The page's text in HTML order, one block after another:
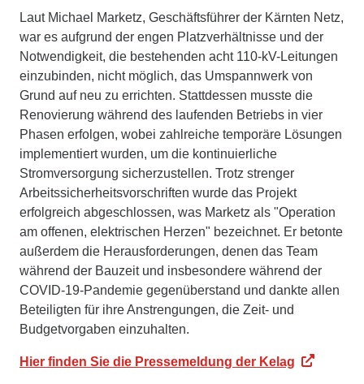
Laut Michael Marketz, Geschäftsführer der Kärnten Netz,
war es aufgrund der engen Platzverhältnisse und der
Notwendigkeit, die bestehenden acht 110-kV-Leitungen
einzubinden, nicht möglich, das Umspannwerk von
Grund auf neu zu errichten. Stattdessen musste die
Renovierung während des laufenden Betriebs in vier
Phasen erfolgen, wobei zahlreiche temporäre Lösungen
implementiert wurden, um die kontinuierliche
Stromversorgung sicherzustellen. Trotz strenger
Arbeitssicherheitsvorschriften wurde das Projekt
erfolgreich abgeschlossen, was Marketz als "Operation
am offenen, elektrischen Herzen" bezeichnet. Er betonte
außerdem die Herausforderungen, denen das Team
während der Bauzeit und insbesondere während der
COVID-19-Pandemie gegenüberstand und dankte allen
Beteiligten für ihre Anstrengungen, die Zeit- und
Budgetvorgaben einzuhalten.
Hier finden Sie die Pressemeldung der Kelag